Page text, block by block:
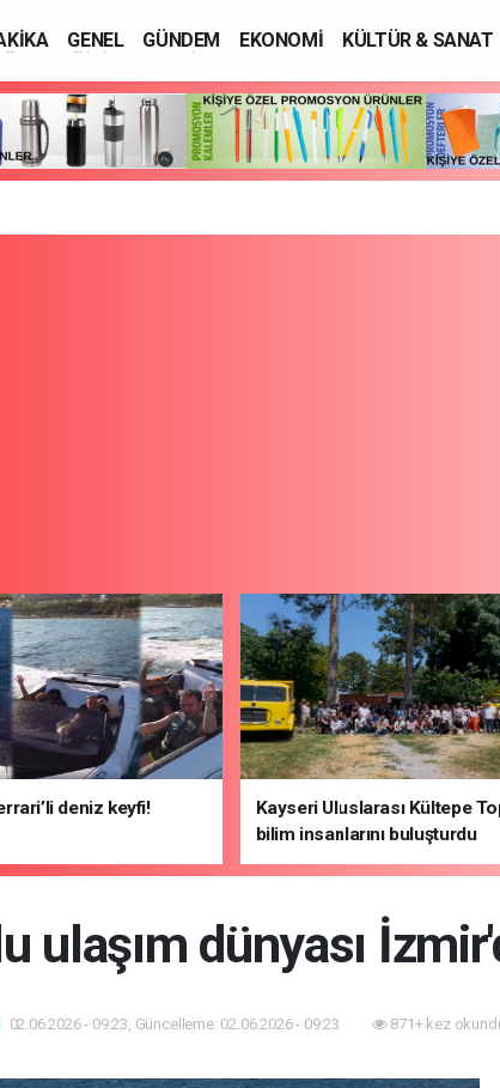
GENEL GÜNDEM EKONOMİ
KÜLTÜR & SANAT
deniz keyfi!
Kayseri Uluslarası Kültepe
bilim insanlarını buluşturdu
ulaşım dünyası
02.06.2026 - 09:23, Güncelleme: 02.06.2026 - 09:23 871+ kez